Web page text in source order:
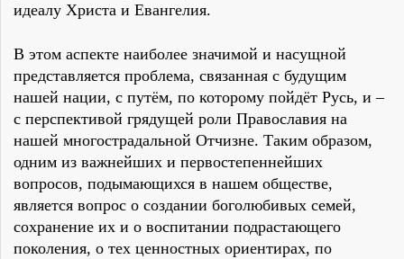
идеалу Христа и Евангелия.
В этом аспекте наиболее значимой и насущной
представляется проблема, связанная с будущим
нашей нации, с путём, по которому пойдёт Русь, и –
с перспективой грядущей роли Православия на
нашей многострадальной Отчизне. Таким образом,
одним из важнейших и первостепеннейших
вопросов, подымающихся в нашем обществе,
является вопрос о создании боголюбивых семей,
сохранение их и о воспитании подрастающего
поколения, о тех ценностных ориентирах, по